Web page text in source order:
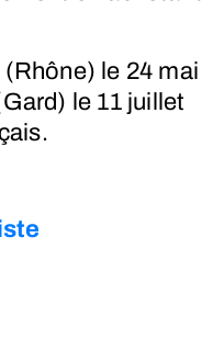
(Rhône) le 24 mai
le 11 juillet